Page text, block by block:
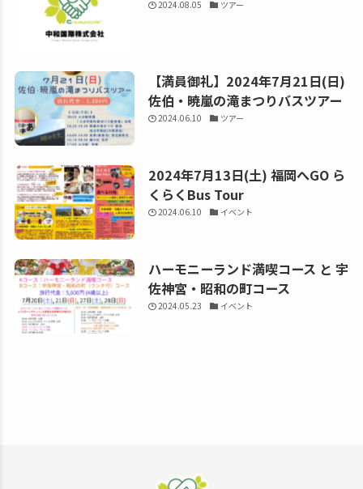
2024.08.05 ツアー
【満員御礼】2024年7月21日(日)
佐伯・暁嵐の滝まつりバスツアー
2024.06.10 ツアー
2024年7月13日(土) 福岡へGO ら
くらくBus Tour
2024.06.10 イベント
ハーモニーランド満喫コース と 宇
佐神宮・昭和の町コース
2024.05.23 イベント